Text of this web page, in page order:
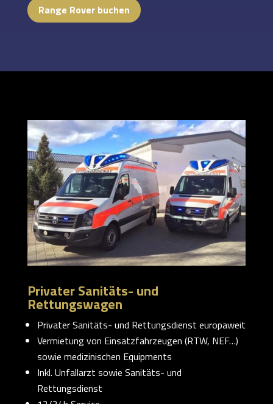
Range Rover buchen
Privater Sanitäts- und
Rettungswagen
Privater Sanitäts- und Rettungsdienst europaweit
Vermietung von Einsatzfahrzeugen (RTW, NEF…)
sowie medizinischen Equipments
Inkl. Unfallarzt sowie Sanitäts- und
Rettungsdienst